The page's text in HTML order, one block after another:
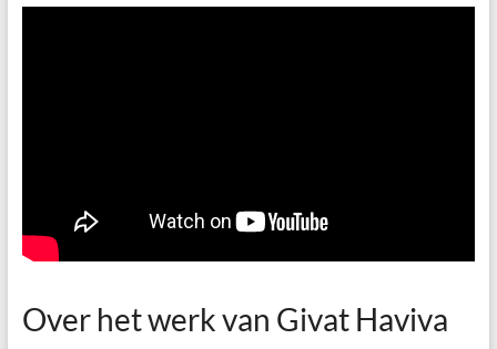
Over het werk van Givat Haviva